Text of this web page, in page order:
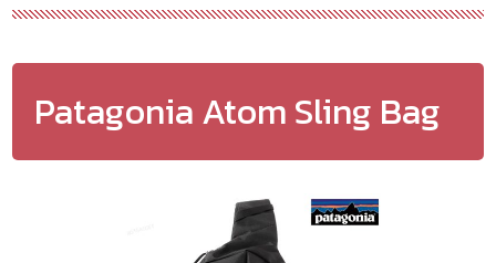
Patagonia Atom Sling Bag